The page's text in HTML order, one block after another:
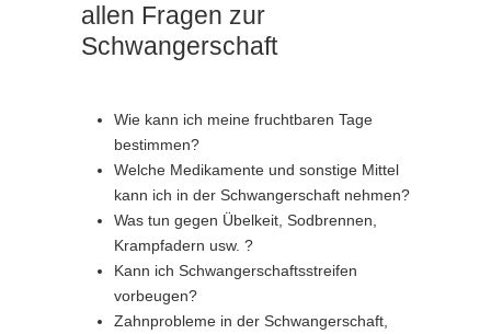
allen Fragen zur
Schwangerschaft
Wie kann ich meine fruchtbaren Tage
bestimmen?
Welche Medikamente und sonstige Mittel
kann ich in der Schwangerschaft nehmen?
Was tun gegen Übelkeit, Sodbrennen,
Krampfadern usw. ?
Kann ich Schwangerschaftsstreifen
vorbeugen?
Zahnprobleme in der Schwangerschaft,